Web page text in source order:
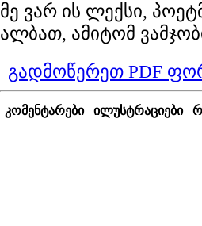
მე ვარ ის ლექსი,
ალბათ, ამიტომ
გადმოწერეთ PDF
კომენტარები ილუსტრაციები